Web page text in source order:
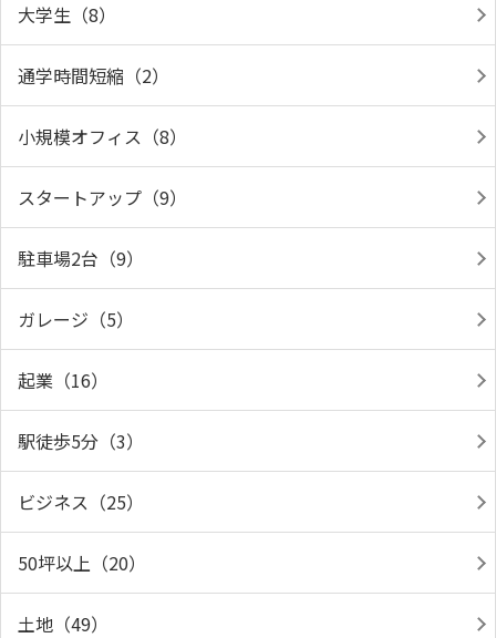
大学生（8）
通学時間短縮（2）
小規模オフィス（8）
スタートアップ（9）
駐車場2台（9）
ガレージ（5）
起業（16）
駅徒歩5分（3）
ビジネス（25）
50坪以上（20）
土地（49）